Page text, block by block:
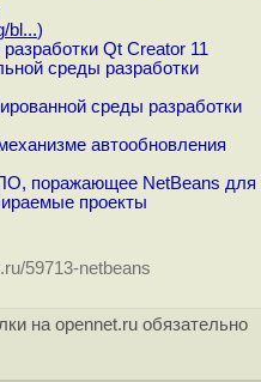
bl...)
Qt Creator 11
среды разработки
среды разработки
автообновления
поражающее NetBeans для
проекты
59713-netbeans
на opennet.ru обязательно